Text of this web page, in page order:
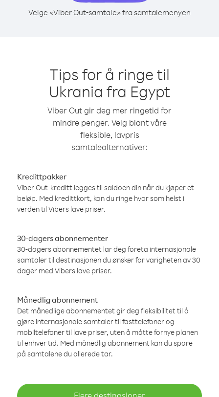
Velge «Viber Out-samtale» fra samtalemenyen
Tips for å ringe til
Ukrania fra Egypt
Viber Out gir deg mer ringetid for
mindre penger. Velg blant våre
fleksible, lavpris
samtalealternativer:
Kredittpakker
Viber Out-kreditt legges til saldoen din når du kjøper et
beløp. Med kredittkort, kan du ringe hvor som helst i
verden til Vibers lave priser.
30-dagers abonnementer
30-dagers abonnementet lar deg foreta internasjonale
samtaler til destinasjonen du ønsker for varigheten av 30
dager med Vibers lave priser.
Månedlig abonnement
Det månedlige abonnementet gir deg fleksibilitet til å
gjøre internasjonale samtaler til fasttelefoner og
mobiltelefoner til lave priser, uten å måtte fornye planen
til enhver tid. Med månedlig abonnement kan du spare
på samtalene du allerede tar.